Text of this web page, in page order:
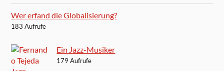
Wer erfand die Globalisierung?
183 Aufrufe
Ein Jazz-Musiker
179 Aufrufe